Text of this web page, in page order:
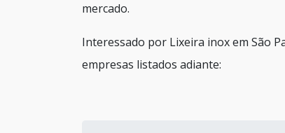
mercado.
Interessado por Lixeira inox em São
empresas listados adiante: